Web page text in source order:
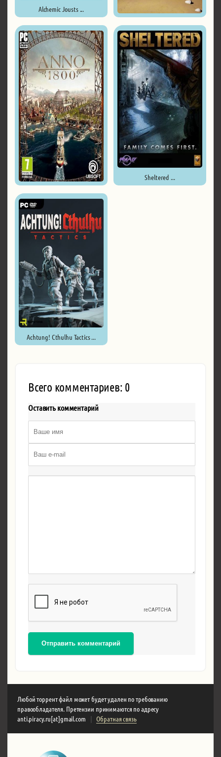
Alchemic Jousts ...
Sheltered ...
Achtung! Cthulhu Tactics ...
Всего комментариев: 0
Оставить комментарий
Отправить комментарий
Любой торрент файл может будет удален по требованию
правообладателя. Претензии принимаются по адресу
anti.piracy.ru[at]gmail.com
| Обратная связь